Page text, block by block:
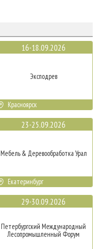
16-18.09.2026
Эксподрев
Красноярск
23-25.09.2026
Мебель & Деревообработка Урал
Екатеринбург
29-30.09.2026
Петербургский Международный
Лесопромышленный Форум